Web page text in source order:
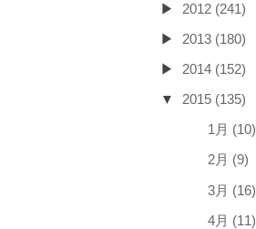
2012 (241)
2013 (180)
2014 (152)
2015 (135)
1月 (10)
2月 (9)
3月 (16)
4月 (11)